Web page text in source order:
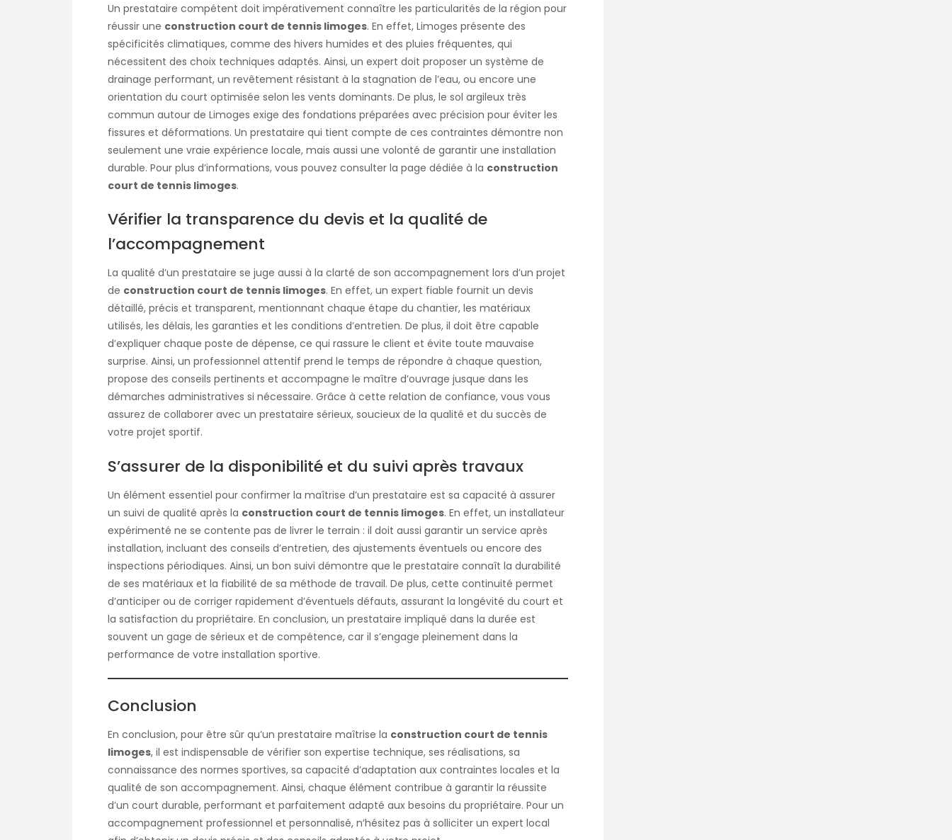
Un prestataire compétent doit impérativement connaître les particularités de la région pour
réussir une construction court de tennis limoges. En effet, Limoges présente des
spécificités climatiques, comme des hivers humides et des pluies fréquentes, qui
nécessitent des choix techniques adaptés. Ainsi, un expert doit proposer un système de
drainage performant, un revêtement résistant à la stagnation de l’eau, ou encore une
orientation du court optimisée selon les vents dominants. De plus, le sol argileux très
commun autour de Limoges exige des fondations préparées avec précision pour éviter les
fissures et déformations. Un prestataire qui tient compte de ces contraintes démontre non
seulement une vraie expérience locale, mais aussi une volonté de garantir une installation
durable. Pour plus d’informations, vous pouvez consulter la page dédiée à la construction
court de tennis limoges.
Vérifier la transparence du devis et la qualité de
l’accompagnement
La qualité d’un prestataire se juge aussi à la clarté de son accompagnement lors d’un projet
de construction court de tennis limoges. En effet, un expert fiable fournit un devis
détaillé, précis et transparent, mentionnant chaque étape du chantier, les matériaux
utilisés, les délais, les garanties et les conditions d’entretien. De plus, il doit être capable
d’expliquer chaque poste de dépense, ce qui rassure le client et évite toute mauvaise
surprise. Ainsi, un professionnel attentif prend le temps de répondre à chaque question,
propose des conseils pertinents et accompagne le maître d’ouvrage jusque dans les
démarches administratives si nécessaire. Grâce à cette relation de confiance, vous vous
assurez de collaborer avec un prestataire sérieux, soucieux de la qualité et du succès de
votre projet sportif.
S’assurer de la disponibilité et du suivi après travaux
Un élément essentiel pour confirmer la maîtrise d’un prestataire est sa capacité à assurer
un suivi de qualité après la construction court de tennis limoges. En effet, un installateur
expérimenté ne se contente pas de livrer le terrain : il doit aussi garantir un service après
installation, incluant des conseils d’entretien, des ajustements éventuels ou encore des
inspections périodiques. Ainsi, un bon suivi démontre que le prestataire connaît la durabilité
de ses matériaux et la fiabilité de sa méthode de travail. De plus, cette continuité permet
d’anticiper ou de corriger rapidement d’éventuels défauts, assurant la longévité du court et
la satisfaction du propriétaire. En conclusion, un prestataire impliqué dans la durée est
souvent un gage de sérieux et de compétence, car il s’engage pleinement dans la
performance de votre installation sportive.
Conclusion
En conclusion, pour être sûr qu’un prestataire maîtrise la construction court de tennis
limoges, il est indispensable de vérifier son expertise technique, ses réalisations, sa
connaissance des normes sportives, sa capacité d’adaptation aux contraintes locales et la
qualité de son accompagnement. Ainsi, chaque élément contribue à garantir la réussite
d’un court durable, performant et parfaitement adapté aux besoins du propriétaire. Pour un
accompagnement professionnel et personnalisé, n’hésitez pas à solliciter un expert local